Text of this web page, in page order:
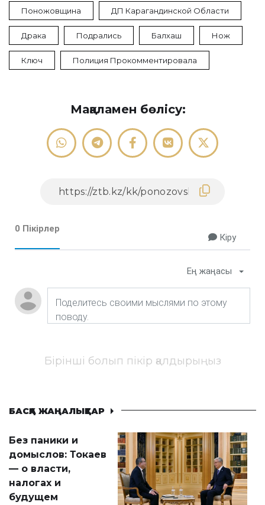
Поножовщина ДП Карагандинской Области
Драка Подрались Балхаш Нож
Ключ Полиция Прокомментировала
Мақаламен бөлісу:
0 Пікірлер
Кіру
Ең жаңасы
Бірінші болып пікір қалдырыңыз
БАСҚА ЖАҢАЛЫҚТАР
Без паники и
домыслов: Токаев
— о власти,
налогах и
будущем